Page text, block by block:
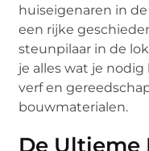
huiseigenaren in
een rijke
steunpilaar in de
je alles wat je
verf en
bouwmaterialen.
De Ultieme